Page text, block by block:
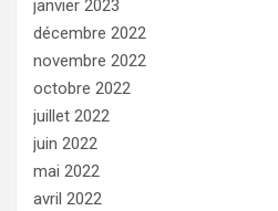
janvier 2023
décembre 2022
novembre 2022
octobre 2022
juillet 2022
juin 2022
mai 2022
avril 2022